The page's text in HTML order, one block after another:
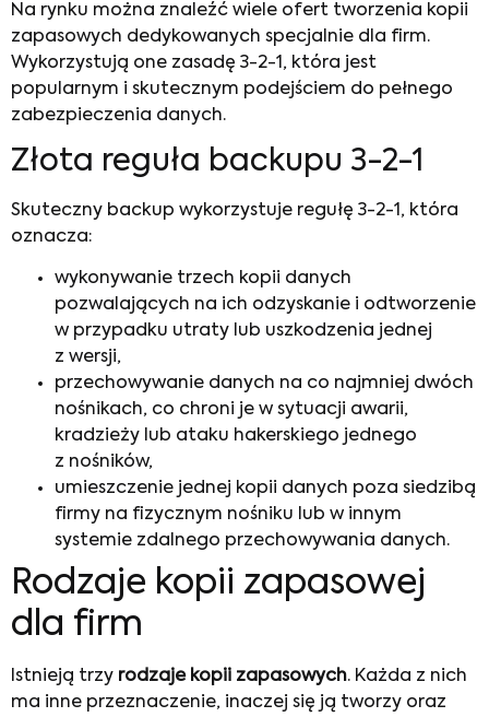
Na rynku można znaleźć wiele ofert tworzenia kopii
zapasowych dedykowanych specjalnie dla firm.
Wykorzystują one zasadę 3-2-1, która jest
popularnym i skutecznym podejściem do pełnego
zabezpieczenia danych.
Złota reguła backupu 3-2-1
Skuteczny backup wykorzystuje regułę 3-2-1, która
oznacza:
wykonywanie trzech kopii danych
pozwalających na ich odzyskanie i odtworzenie
w przypadku utraty lub uszkodzenia jednej
z wersji,
przechowywanie danych na co najmniej dwóch
nośnikach, co chroni je w sytuacji awarii,
kradzieży lub ataku hakerskiego jednego
z nośników,
umieszczenie jednej kopii danych poza siedzibą
firmy na fizycznym nośniku lub w innym
systemie zdalnego przechowywania danych.
Rodzaje kopii zapasowej
dla firm
Istnieją trzy rodzaje kopii zapasowych. Każda z nich
ma inne przeznaczenie, inaczej się ją tworzy oraz